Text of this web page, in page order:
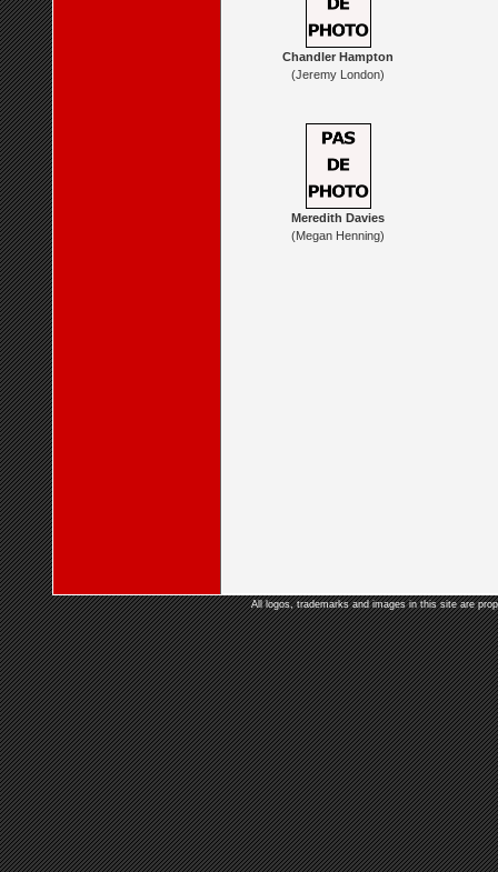
Chandler Hampton
(Jeremy London)
Meredith Davies
(Megan Henning)
All logos, trademarks and images in this site are